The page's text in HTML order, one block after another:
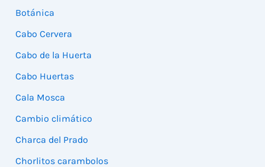
Botánica
Cabo Cervera
Cabo de la Huerta
Cabo Huertas
Cala Mosca
Cambio climático
Charca del Prado
Chorlitos carambolos